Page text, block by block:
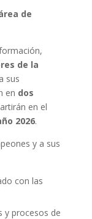
de
de la
sus
en dos
en el
2026.
y a sus
con las
y procesos de